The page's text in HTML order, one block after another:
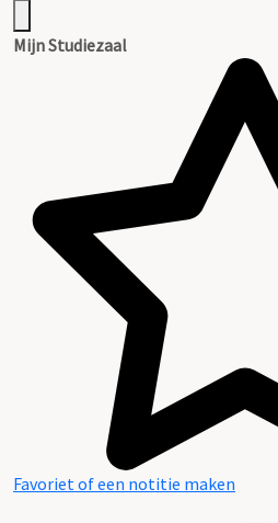
Plaatsingslijst
Mijn Studiezaal
Favoriet of een notitie maken